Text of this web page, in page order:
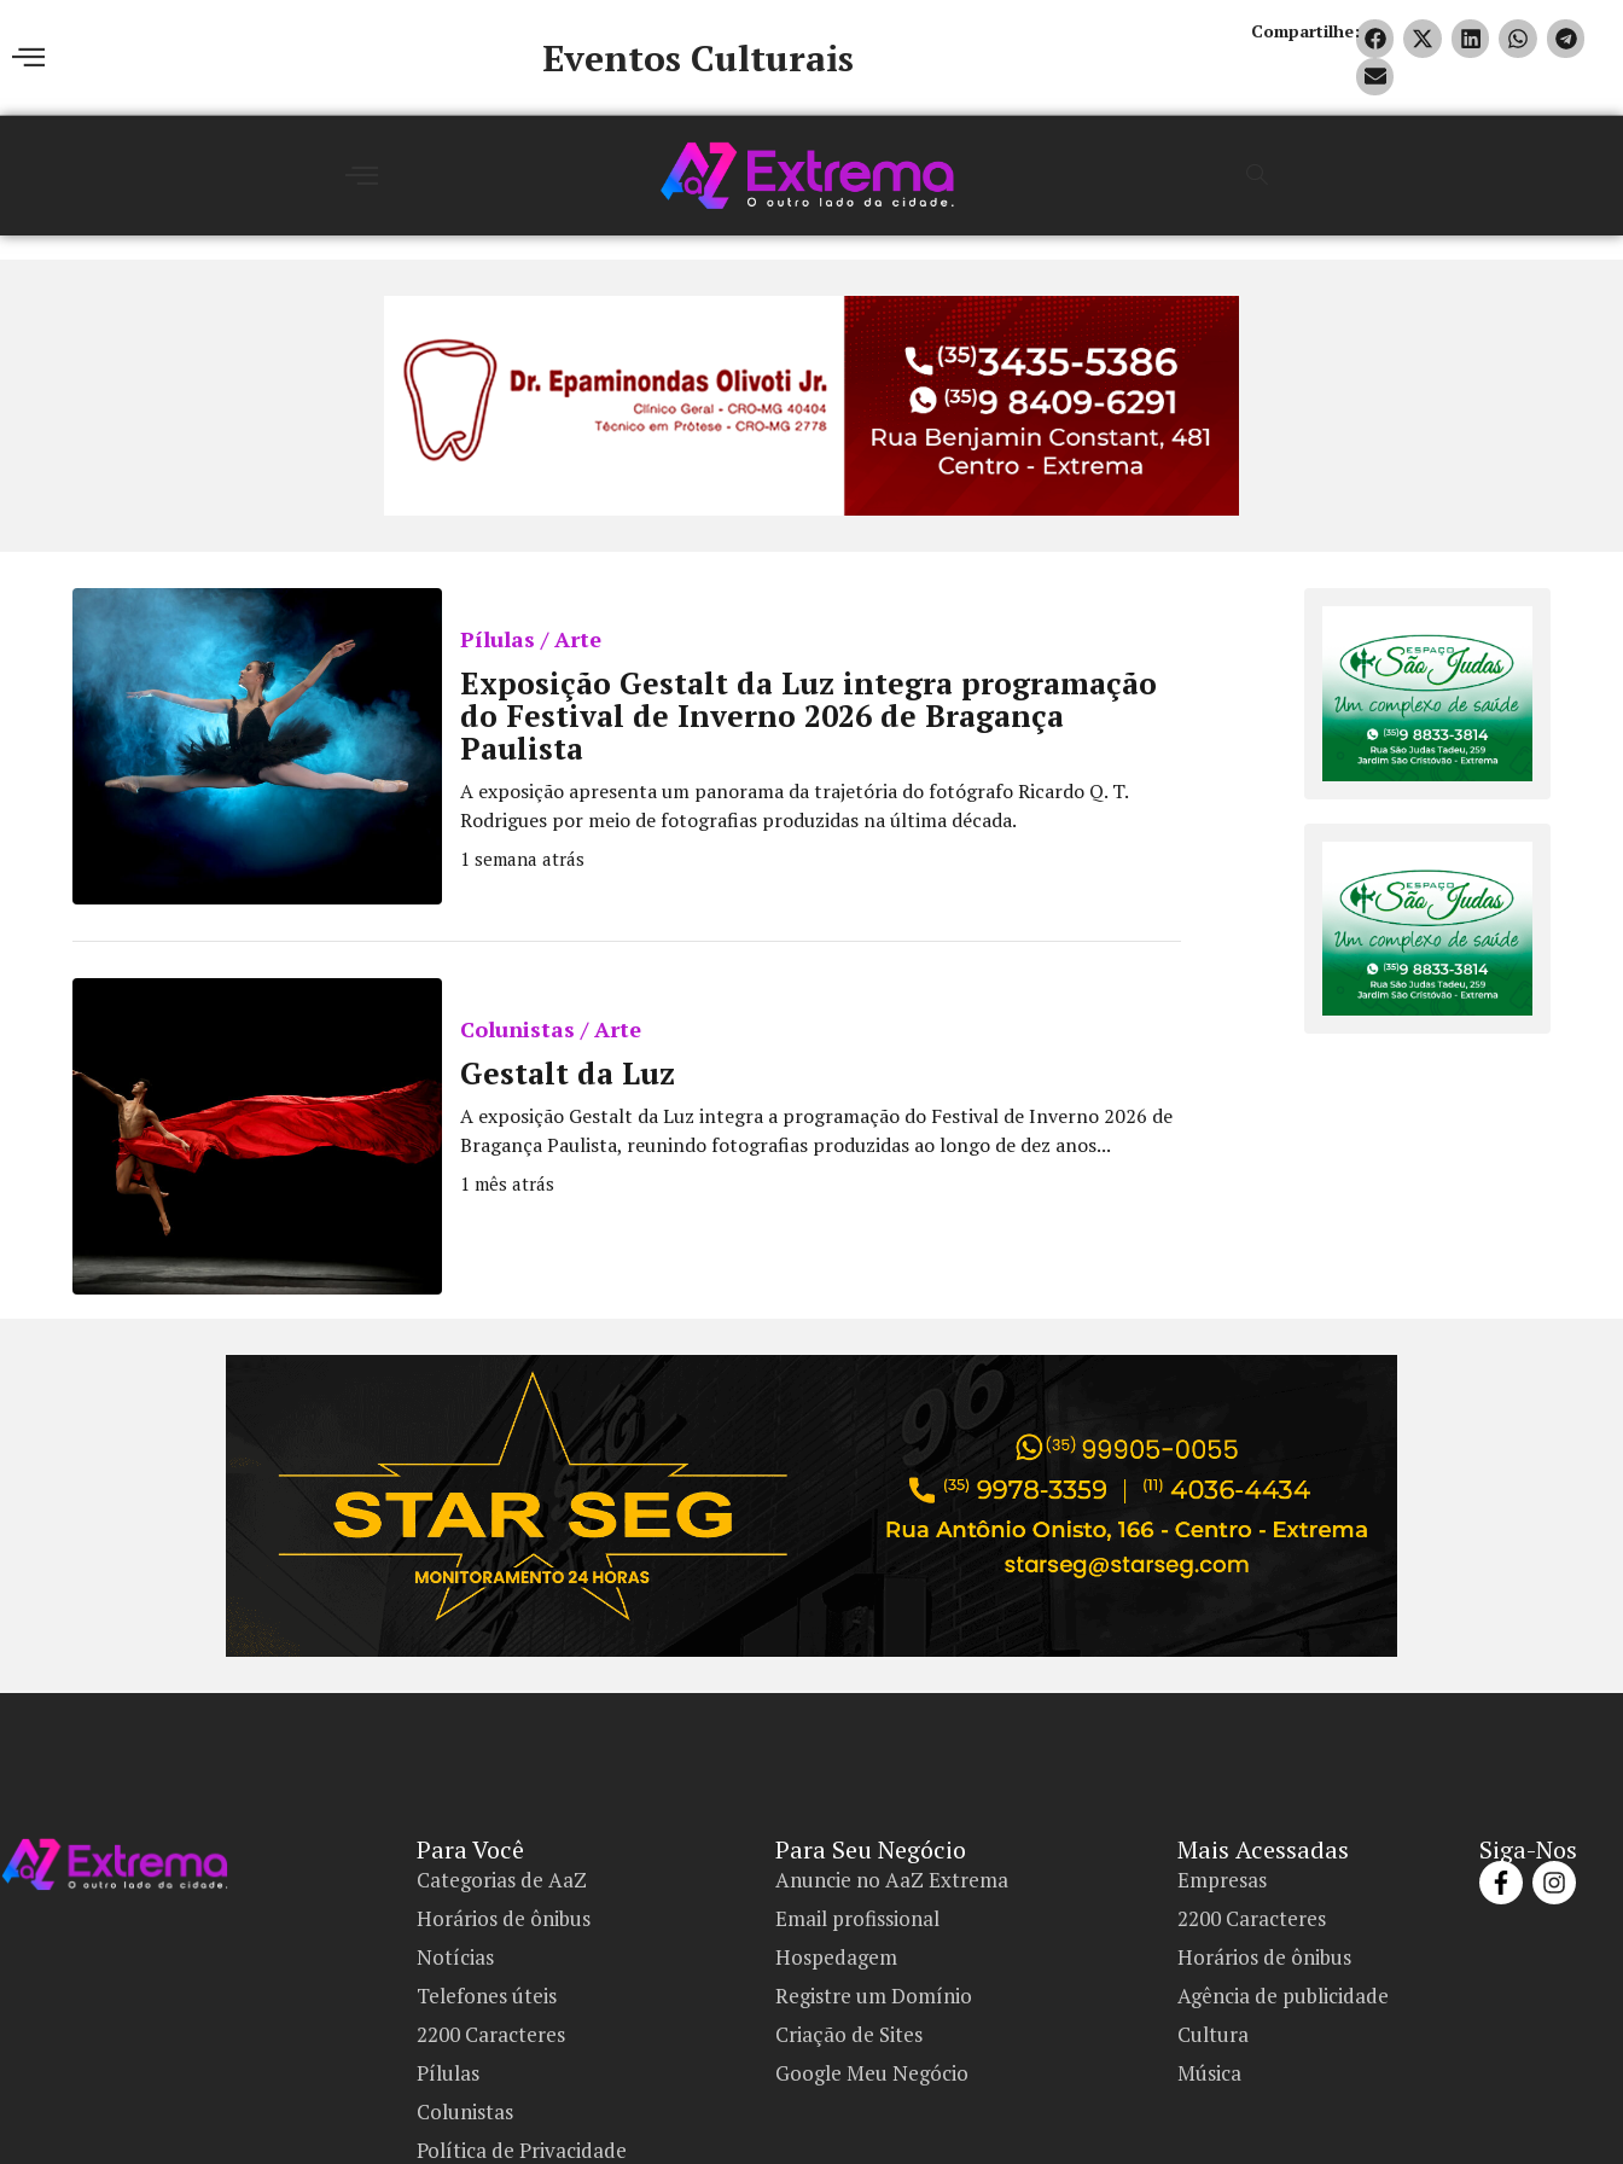
Eventos Culturais
Compartilhe:
Pílulas / Arte
Exposição Gestalt da Luz integra programação
do Festival de Inverno 2026 de Bragança
Paulista
A exposição apresenta um panorama da trajetória do fotógrafo Ricardo Q. T.
Rodrigues por meio de fotografias produzidas na última década.
1 semana atrás
Colunistas / Arte
Gestalt da Luz
A exposição Gestalt da Luz integra a programação do Festival de Inverno 2026 de
Bragança Paulista, reunindo fotografias produzidas ao longo de dez anos...
1 mês atrás
Para Você
Categorias de AaZ
Horários de ônibus
Notícias
Telefones úteis
2200 Caracteres
Pílulas
Colunistas
Política de Privacidade
Para Seu Negócio​
Anuncie no AaZ Extrema
Email profissional
Hospedagem
Registre um Domínio
Criação de Sites
Google Meu Negócio
Mais Acessadas
Empresas
2200 Caracteres
Horários de ônibus
Agência de publicidade
Cultura
Música
Siga-Nos